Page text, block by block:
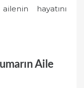
hayatını
Aile